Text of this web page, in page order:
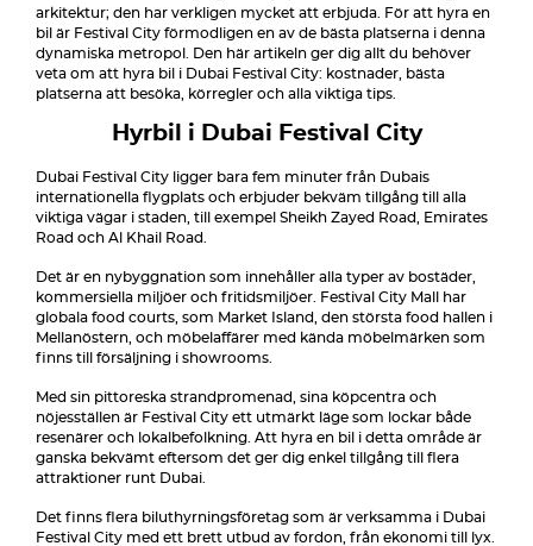
arkitektur; den har verkligen mycket att erbjuda. För att hyra en
bil är Festival City förmodligen en av de bästa platserna i denna
dynamiska metropol. Den här artikeln ger dig allt du behöver
veta om att hyra bil i Dubai Festival City: kostnader, bästa
platserna att besöka, körregler och alla viktiga tips.
Hyrbil i Dubai Festival City
Dubai Festival City ligger bara fem minuter från Dubais
internationella flygplats och erbjuder bekväm tillgång till alla
viktiga vägar i staden, till exempel Sheikh Zayed Road, Emirates
Road och Al Khail Road.
Det är en nybyggnation som innehåller alla typer av bostäder,
kommersiella miljöer och fritidsmiljöer. Festival City Mall har
globala food courts, som Market Island, den största food hallen i
Mellanöstern, och möbelaffärer med kända möbelmärken som
finns till försäljning i showrooms.
Med sin pittoreska strandpromenad, sina köpcentra och
nöjesställen är Festival City ett utmärkt läge som lockar både
resenärer och lokalbefolkning. Att hyra en bil i detta område är
ganska bekvämt eftersom det ger dig enkel tillgång till flera
attraktioner runt Dubai.
Det finns flera biluthyrningsföretag som är verksamma i Dubai
Festival City med ett brett utbud av fordon, från ekonomi till lyx.